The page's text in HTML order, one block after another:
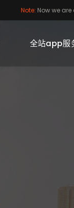
Note: Now we
全站app服